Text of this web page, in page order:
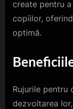
create pentru
copiilor,
optimă.
Rujurile
dezvoltarea